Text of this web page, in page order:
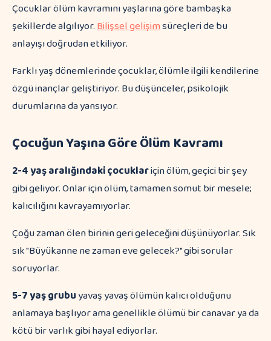
Çocuklar ölüm kavramını yaşlarına göre bambaşka
şekillerde algılıyor.Bilişsel gelişimsüreçleri de bu
anlayışı doğrudan etkiliyor.
Farklı yaş dönemlerinde çocuklar, ölümle ilgili kendilerine
özgü inançlar geliştiriyor. Bu düşünceler, psikolojik
durumlarına da yansıyor.
Çocuğun Yaşına Göre Ölüm Kavramı
2-4 yaş aralığındaki çocuklariçin ölüm, geçici bir şey
gibi geliyor. Onlar için ölüm, tamamen somut bir mesele;
kalıcılığını kavrayamıyorlar.
Çoğu zaman ölen birinin geri geleceğini düşünüyorlar. Sık
sık "Büyükanne ne zaman eve gelecek?" gibi sorular
soruyorlar.
5-7 yaş grubuyavaş yavaş ölümün kalıcı olduğunu
anlamaya başlıyor ama genellikle ölümü bir canavar ya da
kötü bir varlık gibi hayal ediyorlar.